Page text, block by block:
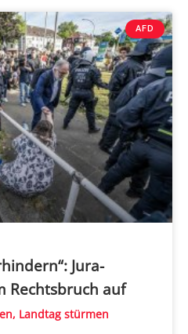
AFD
Jura-
Rechtsbruch auf
Landtag stürmen